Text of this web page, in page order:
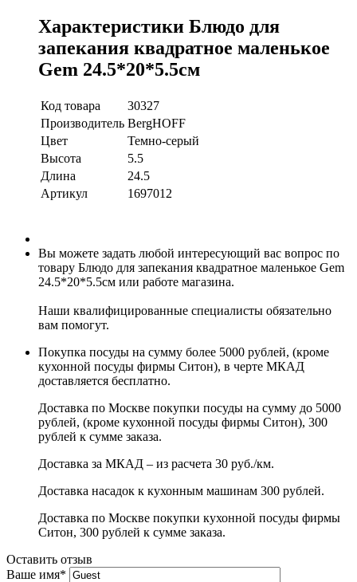
Характеристики Блюдо для
запекания квадратное маленькое
Gem 24.5*20*5.5см
Код товара
30327
Производитель BergHOFF
Цвет
Темно-серый
Высота
5.5
Длина
24.5
Артикул
1697012
Вы можете задать любой интересующий вас вопрос по
товару Блюдо для запекания квадратное маленькое Gem
24.5*20*5.5см или работе магазина.
Наши квалифицированные специалисты обязательно
вам помогут.
Покупка посуды на сумму более 5000 рублей, (кроме
кухонной посуды фирмы Ситон), в черте МКАД
доставляется бесплатно.
Доставка по Москве покупки посуды на сумму до 5000
рублей, (кроме кухонной посуды фирмы Ситон), 300
рублей к сумме заказа.
Доставка за МКАД – из расчета 30 руб./км.
Доставка насадок к кухонным машинам 300 рублей.
Доставка по Москве покупки кухонной посуды фирмы
Ситон, 300 рублей к сумме заказа.
Оставить отзыв
Ваше имя*